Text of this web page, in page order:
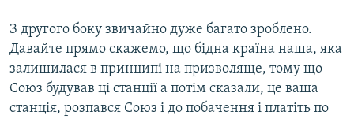
З другого боку звичайно дуже багато зроблено.
Давайте прямо скажемо, що бідна країна наша, яка
залишилася в принципі на призволяще, тому що
Союз будував ці станції а потім сказали, це ваша
станція, розпався Союз і до побачення і платіть по